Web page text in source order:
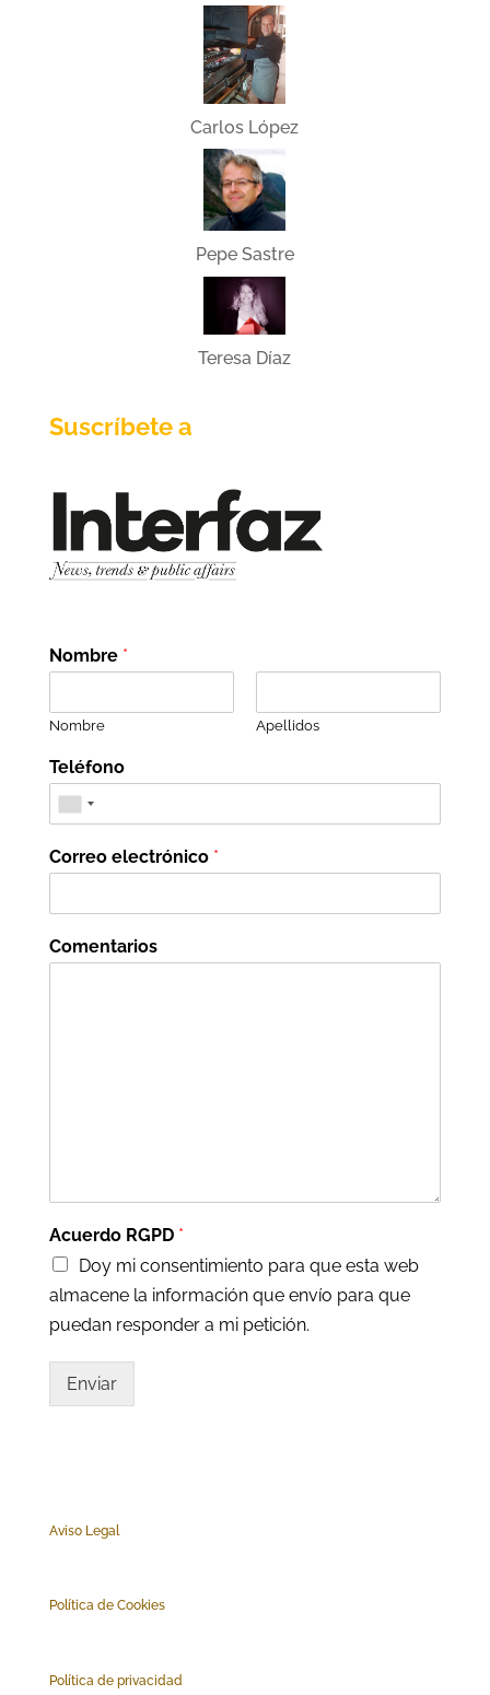
Carlos López
Pepe Sastre
Teresa Díaz
Suscríbete a
Nombre *
Nombre Apellidos
Teléfono
Correo electrónico *
Comentarios
Acuerdo RGPD *
Doy mi consentimiento para que esta web
almacene la información que envío para que
puedan responder a mi petición.
Enviar
Aviso Legal
Política de Cookies
Política de privacidad